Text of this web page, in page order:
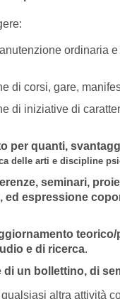
ordinaria
di corsi, gare,
di iniziative di
per quanti,
delle arti e discipline
seminari,
espressione
e di ricerca.
un bollettino, di
altra attività